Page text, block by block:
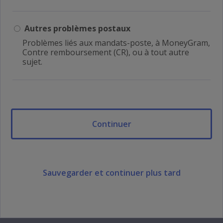
Autres problèmes postaux
Problèmes liés aux mandats-poste, à MoneyGram,
Contre remboursement (CR), ou à tout autre
sujet.
Sauvegarder et continuer plus tard